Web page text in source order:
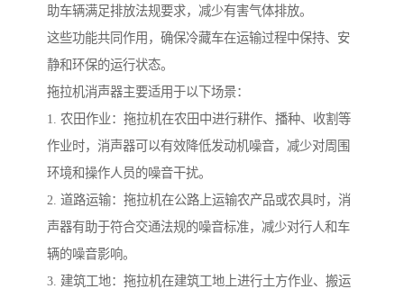
助车辆满足排放法规要求，减少有害气体排放。
这些功能共同作用，确保冷藏车在运输过程中保持、安
静和环保的运行状态。
拖拉机消声器主要适用于以下场景：
1. 农田作业：拖拉机在农田中进行耕作、播种、收割等
作业时，消声器可以有效降低发动机噪音，减少对周围
环境和操作人员的噪音干扰。
2. 道路运输：拖拉机在公路上运输农产品或农具时，消
声器有助于符合交通法规的噪音标准，减少对行人和车
辆的噪音影响。
3. 建筑工地：拖拉机在建筑工地上进行土方作业、搬运